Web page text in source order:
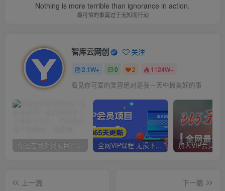
Nothing is more terrible than ignorance in action.
最可怕的事莫过于无知而行动
智库云网创 关注
2.1W+ 0 2 1124W+
看见你可爱的笑容绝对是我一天中最美好的事
你还在到处找项目？还在当韭菜？我靠卖项目一个月收入5万+，曾经我也是个失败者。 全网VIP课程 无损下载~
上一篇
下一篇